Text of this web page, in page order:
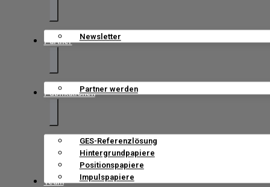
Newsletter
Partner
Partner werden
Publikationen
GES-Referenzlösung
Hintergrundpapiere
Positionspapiere
Impulspapiere
Team